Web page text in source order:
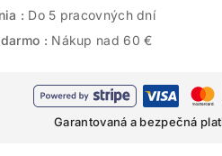
: Do 5 pracovných dní
: Nákup nad 60 €
Garantovaná a bezpečná